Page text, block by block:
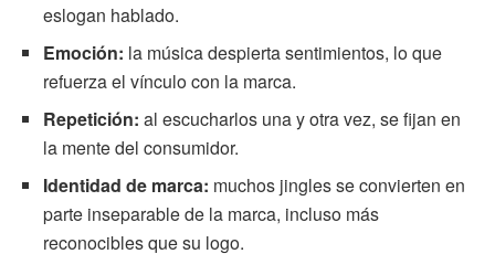
eslogan hablado.
Emoción: la música despierta sentimientos, lo que
refuerza el vínculo con la marca.
Repetición: al escucharlos una y otra vez, se fijan en
la mente del consumidor.
Identidad de marca: muchos jingles se convierten en
parte inseparable de la marca, incluso más
reconocibles que su logo.